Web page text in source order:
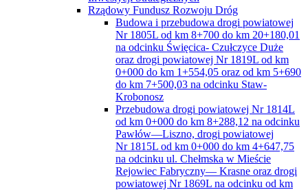
Rządowy Fundusz Rozwoju Dróg
Budowa i przebudowa drogi powiatowej
Nr 1805L od km 8+700 do km 20+180,01
na odcinku Święcica- Czułczyce Duże
oraz drogi powiatowej Nr 1819L od km
0+000 do km 1+554,05 oraz od km 5+690
do km 7+500,03 na odcinku Staw-
Krobonosz
Przebudowa drogi powiatowej Nr 1814L
od km 0+000 do km 8+288,12 na odcinku
Pawłów—Liszno, drogi powiatowej
Nr 1815L od km 0+000 do km 4+647,75
na odcinku ul. Chełmska w Mieście
Rejowiec Fabryczny— Krasne oraz drogi
powiatowej Nr 1869L na odcinku od km